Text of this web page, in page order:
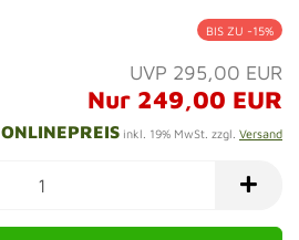
BIS ZU -15%
UVP 295,00 EUR
Nur 249,00 EUR
ONLINEPREIS inkl. 19% MwSt. zzgl. Versand